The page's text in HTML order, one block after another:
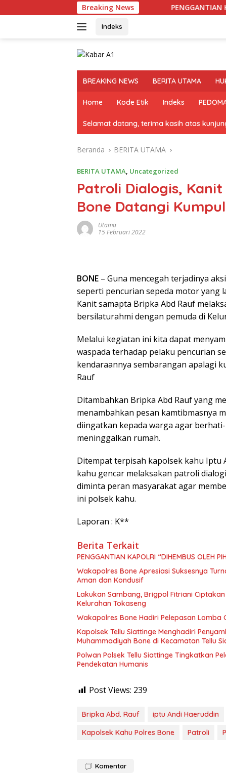
ke
Breaking News
PENGGANTIAN KAPOLRI “DIHEMBUS
Indeks
BREAKING NEWS BERITA UTAMA
Home Kode Etik Indeks
Selamat datang, terima kasih atas
Beranda BERITA UTAMA
BERITA UTAMA, Uncategorized
Patroli Dialogis,
Bone Datangi
Utama
15 Februari 2022
BONE – Guna mencegah terjadinya
seperti pencurian sepeda motor yang
Kanit samapta Bripka Abd Rauf
bersilaturahmi dengan pemuda di
Melalui kegiatan ini kita dapat
waspada terhadap pelaku pencurian
kendaraannya sembarangan apalagi
Rauf
Ditambahkan Bripka Abd Rauf yang
menambahkan pesan kamtibmasnya
diingatkan kepada warga agar
meninggalkan rumah.
Ditempat terpisah kapolsek kahu Iptu
kahu gencar melaksakan patroli
diminta peran masyarakat agar
ini polsek kahu.
Laporan : K**
Berita Terkait
PENGGANTIAN KAPOLRI “DIHEMBUS OLEH
Wakapolres Bone Apresiasi Suksesnya
Aman dan Kondusif
Lakukan Sambang, Brigpol Fitriani
Kelurahan Tokaseng
Wakapolres Bone Hadiri Pelepasan Lomba
Kapolsek Tellu Siattinge Menghadiri
Muhammadiyah Bone di Kecamatan Tellu
Polwan Polsek Tellu Siattinge Tingkatkan
Pendekatan Humanis
Post Views: 239
Bripka Abd. Rauf iptu Andi Haeruddin
Kapolsek Kahu Polres Bone
Patroli
Komentar